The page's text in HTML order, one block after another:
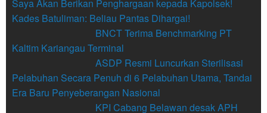
Saya Akan Berikan Penghargaan kepada Kapolsek!
Kades Batuliman: Beliau Pantas Dihargai!
BNCT Terima Benchmarking PT
Kaltim Kariangau Terminal
ASDP Resmi Luncurkan Sterilisasi
Pelabuhan Secara Penuh di 6 Pelabuhan Utama, Tandai
Era Baru Penyeberangan Nasional
KPI Cabang Belawan desak APH